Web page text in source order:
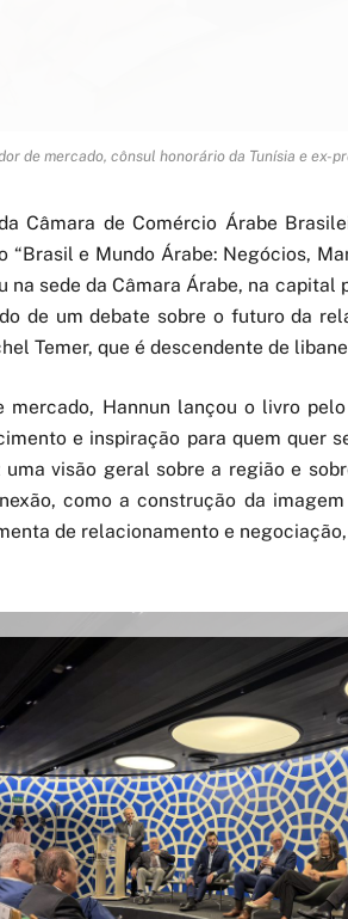
de mercado, cônsul honorário da Tunísia e ex-
Câmara de Comércio Árabe
“Brasil e Mundo Árabe: Negócios,
na sede da Câmara Árabe, na capital
de um debate sobre o futuro da
Temer, que é descendente de
Hannun lançou o livro
e inspiração para quem quer
visão geral sobre a região e
como a construção da
de relacionamento e